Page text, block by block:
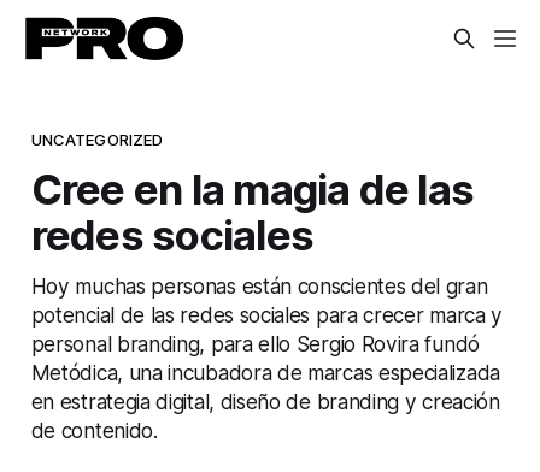
UNCATEGORIZED
Cree en la magia de las
redes sociales
Hoy muchas personas están conscientes del gran
potencial de las redes sociales para crecer marca y
personal branding, para ello Sergio Rovira fundó
Metódica, una incubadora de marcas especializada
en estrategia digital, diseño de branding y creación
de contenido.